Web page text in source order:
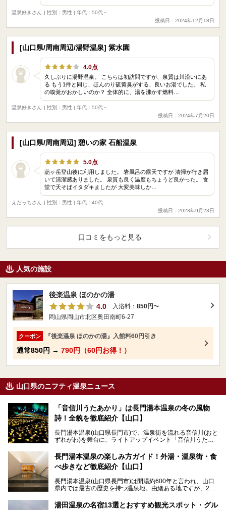
温泉好きさん
| 性別：男性 | 年代：50代～
投稿日：2024年12月18日
[山口県/周南周辺/湯野温泉] 紫水園
4.0点
久しぶりに湯野温泉。 こちらは初訪問ですが、泉質は川沿いにあ
る もう1件と同じ、ほんのり硫黄臭がする、良いお湯でした。 私
の嗅覚がおかしいのか？ 全体的に、湯を沸かす燃料…
温泉好きさん
| 性別：男性 | 年代：50代～
投稿日：2024年7月20日
[山口県/周南周辺] 憩いの家 石船温泉
5.0点
莇ヶ岳登山後に利用しました。 岩風呂の露天ですが 清掃が行き届
いて清潔感ありました。 泉質も良く温度もちょうど良かった。 食
堂で天そばイタダキましたが 大変美味しか…
えだっちさん
| 性別：男性 | 年代：40代
投稿日：2023年9月23日
口コミをもっと見る
人気の施設
後楽温泉 ほのかの湯
4.0
入浴料： 850円〜
岡山県岡山市北区奥田南町6-27
クーポン 『後楽温泉 ほのかの湯』入館料60円引き
通常850円 → 790円（60円お得！）
山口県のニフティ温泉ニュース
「音信川うたあかり」は長門湯本温泉の冬の風物
詩！全貌を徹底紹介【山口】
長門湯本温泉(山口県長門市)で、温泉街を流れる音信川(おと
ずれがわ)を舞台に、ライトアップイベント「音信川うたあ
～3月3日(日)。詩のナレーションや音楽に合わせた幻想的な
光の演出や、地元児童生徒が製作した作品などを設置。温泉
街を一段と輝かせてくれます。
今回は筆者自ら「音信川うたあかり2024」を体験し、その
全貌を徹底紹介。また同時期に開催されている「湯道展in長
長門湯本温泉の楽しみ方ガイド！外湯・温泉街・食
べ歩きなど徹底紹介【山口】
長門湯本温泉(山口県長門市)は開湯約600年と言われ、山口
県内では最古の歴史を持つ温泉地。由緒ある地ですが、202
生まれ変わりました。
湯田温泉の名宿13選とおすすめ観光スポット・グル